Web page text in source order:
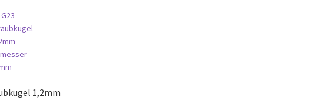
1,2mm